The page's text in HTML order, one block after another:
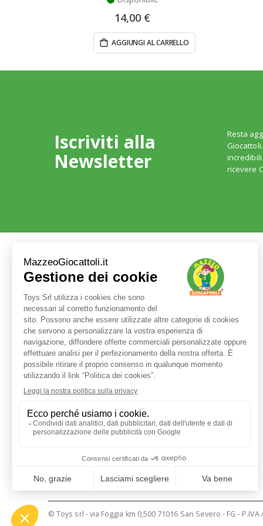
14,00 €
AGGIUNGI AL CARRELLO
Iscriviti alla
Newsletter
Resta
ricevere
Servizio clienti
TEL: +39 3480437875
9:00 - 17:30
E-MAIL:
shop@mazzeogiocattoli.it
© Toys srl - via Foggia km 0,500 71016 San Severo - FG - P.IVA